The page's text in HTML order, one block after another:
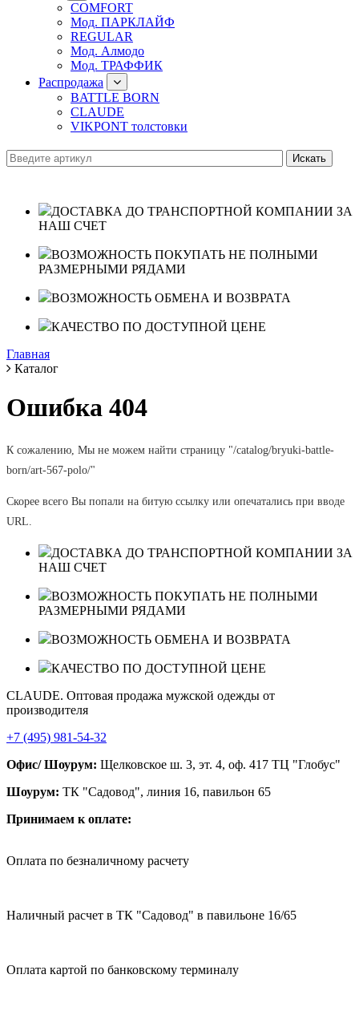
COMFORT
Мод. ПАРКЛАЙФ
REGULAR
Мод. Алмодо
Мод. ТРАФФИК
Распродажа
BATTLE BORN
CLAUDE
VIKPONT толстовки
ДОСТАВКА ДО ТРАНСПОРТНОЙ КОМПАНИИ ЗА
НАШ СЧЕТ
ВОЗМОЖНОСТЬ ПОКУПАТЬ НЕ ПОЛНЫМИ
РАЗМЕРНЫМИ РЯДАМИ
ВОЗМОЖНОСТЬ ОБМЕНА И ВОЗВРАТА
КАЧЕСТВО ПО ДОСТУПНОЙ ЦЕНЕ
Главная
Каталог
Ошибка 404
К сожалению, Мы не можем найти страницу "/catalog/bryuki-battle-
born/art-567-polo/"
Скорее всего Вы попали на битую ссылку или опечатались при вводе
URL.
ДОСТАВКА ДО ТРАНСПОРТНОЙ КОМПАНИИ ЗА
НАШ СЧЕТ
ВОЗМОЖНОСТЬ ПОКУПАТЬ НЕ ПОЛНЫМИ
РАЗМЕРНЫМИ РЯДАМИ
ВОЗМОЖНОСТЬ ОБМЕНА И ВОЗВРАТА
КАЧЕСТВО ПО ДОСТУПНОЙ ЦЕНЕ
CLAUDE. Оптовая продажа мужской одежды от
производителя
+7 (495) 981-54-32
Офис/ Шоурум: Щелковское ш. 3, эт. 4, оф. 417 ТЦ "Глобус"
Шоурум: ТК "Садовод", линия 16, павильон 65
Принимаем к оплате:
Оплата по безналичному расчету
Наличный расчет в ТК "Садовод" в павильоне 16/65
Оплата картой по банковскому терминалу